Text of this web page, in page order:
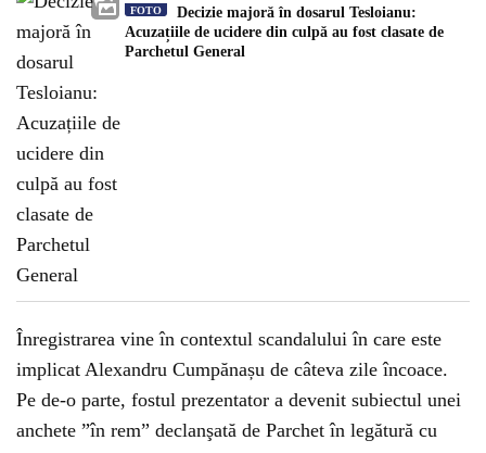
FOTO
Decizie majoră în dosarul Tesloianu:
Acuzațiile de ucidere din culpă au fost clasate de
Parchetul General
Înregistrarea vine în contextul scandalului în care este
implicat Alexandru Cumpănașu de câteva zile încoace.
Pe de-o parte, fostul prezentator a devenit subiectul unei
anchete ”în rem” declanşată de Parchet în legătură cu